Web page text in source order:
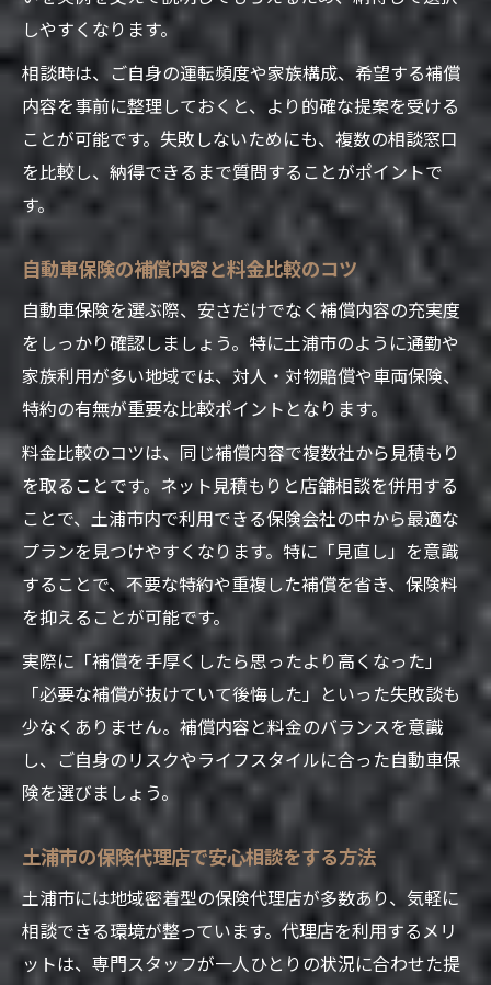
保険の見直しで叶える土浦市の節約術
自動車保険の見直しで節約を実現するコツ
保険代理店に相談して無駄を省く方法
家計見直しに役立つ自動車保険の選び直し
相談窓口で分かる自動車保険の最新情報
土浦市の保険クリニック活用で賢く節約
しやすくなります。
相談時は、ご自身の運転頻度や家族構成、希望する補償
内容を事前に整理しておくと、より的確な提案を受ける
ことが可能です。失敗しないためにも、複数の相談窓口
を比較し、納得できるまで質問することがポイントで
す。
自動車保険の補償内容と料金比較のコツ
自動車保険を選ぶ際、安さだけでなく補償内容の充実度
をしっかり確認しましょう。特に土浦市のように通勤や
家族利用が多い地域では、対人・対物賠償や車両保険、
特約の有無が重要な比較ポイントとなります。
料金比較のコツは、同じ補償内容で複数社から見積もり
を取ることです。ネット見積もりと店舗相談を併用する
ことで、土浦市内で利用できる保険会社の中から最適な
プランを見つけやすくなります。特に「見直し」を意識
することで、不要な特約や重複した補償を省き、保険料
を抑えることが可能です。
実際に「補償を手厚くしたら思ったより高くなった」
「必要な補償が抜けていて後悔した」といった失敗談も
少なくありません。補償内容と料金のバランスを意識
し、ご自身のリスクやライフスタイルに合った自動車保
険を選びましょう。
土浦市の保険代理店で安心相談をする方法
土浦市には地域密着型の保険代理店が多数あり、気軽に
相談できる環境が整っています。代理店を利用するメリ
ットは、専門スタッフが一人ひとりの状況に合わせた提